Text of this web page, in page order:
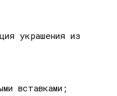
украшения из